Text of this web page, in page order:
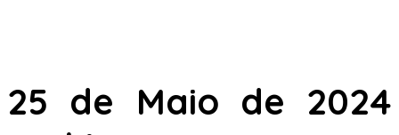
25 de Maio de 2024